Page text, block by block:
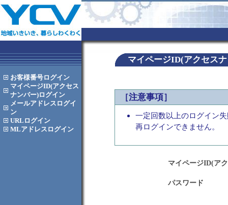
お客様番号ログイン
マイページID(アクセス
ナンバー)ログイン
メールアドレス ログイ
ン
URL ログイン
MLアドレス ログイン
マイページID(アクセス
［注意事項］
一定回数以上のログイン
再ログインできません。
マイページID(ア
パスワード